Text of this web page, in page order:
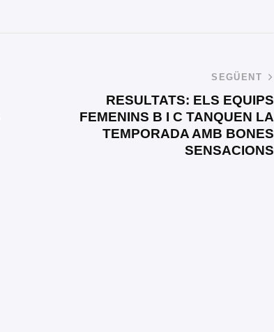
SEGÜENT
RESULTATS: ELS EQUIPS
FEMENINS B I C TANQUEN LA
TEMPORADA AMB BONES
SENSACIONS